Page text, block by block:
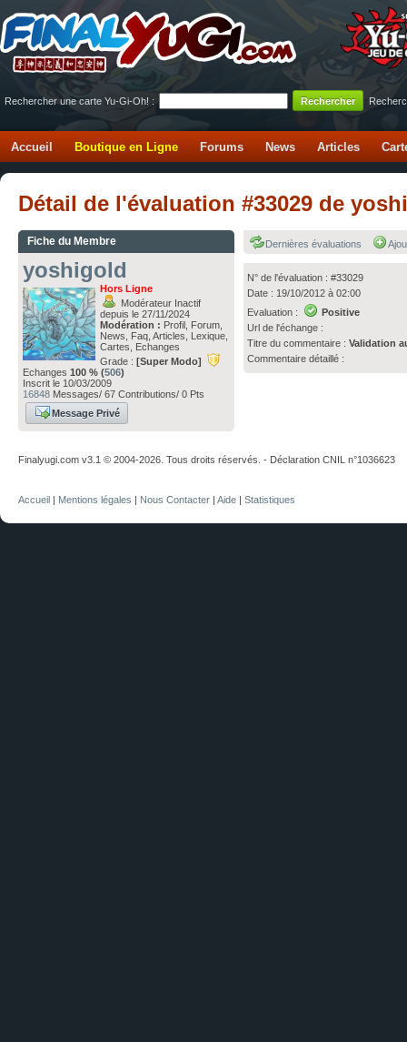
Rechercher une carte Yu-Gi-Oh! :
Accueil Boutique en Ligne Forums News Articles
Détail de l'évaluation #33029 de
Fiche du Membre
yoshigold
Hors Ligne
Modérateur Inactif
depuis le 27/11/2024
Modération : Profil, Forum,
News, Faq, Articles, Lexique,
Cartes, Echanges
Grade : [Super Modo]
Echanges 100 % (506)
Inscrit le 10/03/2009
16848 Messages/ 67 Contributions/ 0 Pts
Message Privé
Dernières évaluations
N° de l'évaluation : #33029
Date : 19/10/2012 à 02:00
Evaluation :
Positive
Url de l'échange :
Titre du commentaire :Validation
Commentaire détaillé :
Finalyugi.com v3.1 © 2004-2026. Tous droits réservés. - Déclaration CNIL n°1036623
Accueil | Mentions légales | Nous Contacter | Aide | Statistiques